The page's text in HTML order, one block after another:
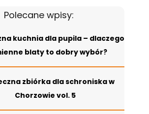
Polecane wpisy:
kuchnia dla pupila – dlaczego
blaty to dobry wybór?
zbiórka dla schroniska w
Chorzowie vol. 5